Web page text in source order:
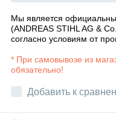
Мы является
(ANDREAS STIHL AG &
согласно условиям от
* При самовывозе из
обязательно!
Добавить к